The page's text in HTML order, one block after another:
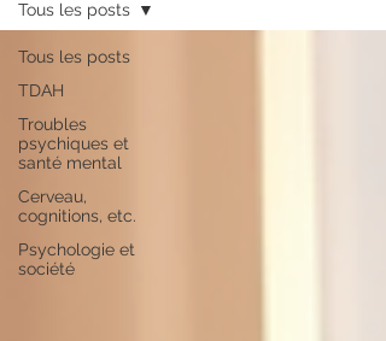
Tous les posts
TDAH
Troubles
psychiques et
santé mental
Cerveau,
cognitions, etc.
Psychologie et
société
Tous les posts